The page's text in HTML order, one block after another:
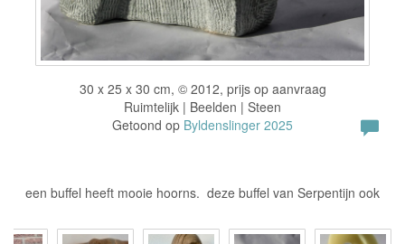
30 x 25 x 30 cm, © 2012, prijs op aanvraag
Ruimtelijk | Beelden | Steen
Getoond op Byldenslinger 2025
een buffel heeft mooie hoorns. deze buffel van Serpentijn ook